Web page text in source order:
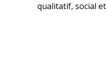
qualitatif, social